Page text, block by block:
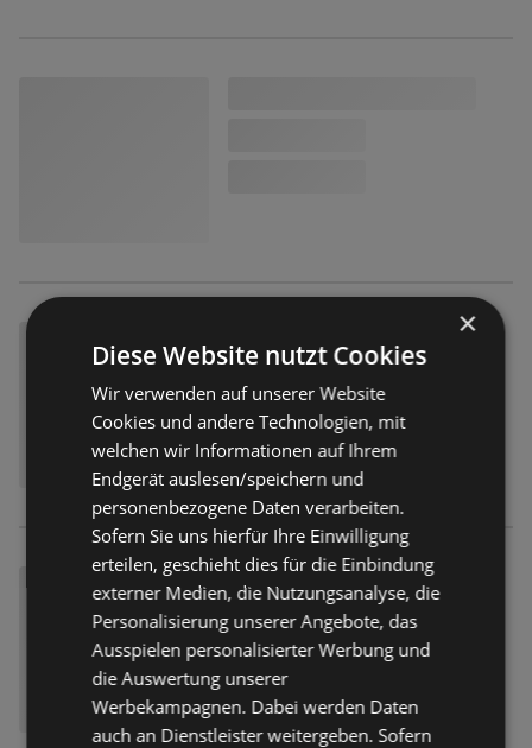
×
Diese Website nutzt Cookies
Wir verwenden auf unserer Website
Cookies und andere Technologien, mit
welchen wir Informationen auf Ihrem
Endgerät auslesen/speichern und
personenbezogene Daten verarbeiten.
Sofern Sie uns hierfür Ihre Einwilligung
erteilen, geschieht dies für die Einbindung
externer Medien, die Nutzungsanalyse, die
Personalisierung unserer Angebote, das
Ausspielen personalisierter Werbung und
die Auswertung unserer
Werbekampagnen. Dabei werden Daten
auch an Dienstleister weitergeben. Sofern